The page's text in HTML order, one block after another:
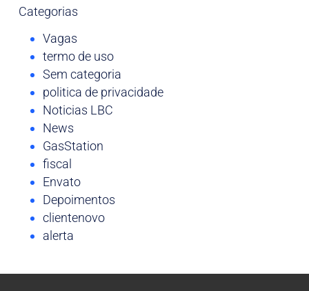
Categorias
Vagas
termo de uso
Sem categoria
politica de privacidade
Noticias LBC
News
GasStation
fiscal
Envato
Depoimentos
clientenovo
alerta